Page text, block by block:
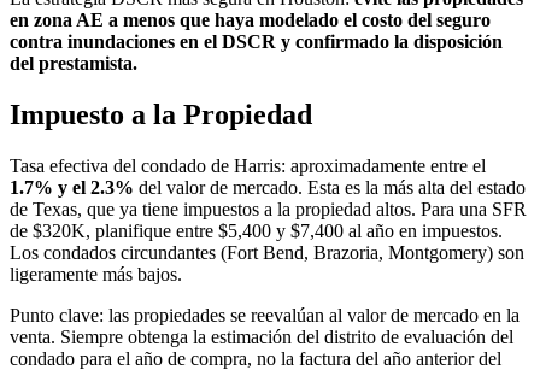
en zona AE a menos que haya modelado el costo del seguro
contra inundaciones en el DSCR y confirmado la disposición
del prestamista.
Impuesto a la Propiedad
Tasa efectiva del condado de Harris: aproximadamente entre el
1.7% y el 2.3% del valor de mercado. Esta es la más alta del estado
de Texas, que ya tiene impuestos a la propiedad altos. Para una SFR
de $320K, planifique entre $5,400 y $7,400 al año en impuestos.
Los condados circundantes (Fort Bend, Brazoria, Montgomery) son
ligeramente más bajos.
Punto clave: las propiedades se reevalúan al valor de mercado en la
venta. Siempre obtenga la estimación del distrito de evaluación del
condado para el año de compra, no la factura del año anterior del